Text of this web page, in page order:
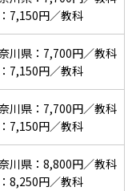
7,150円／教科
川県：7,700円／教科
7,150円／教科
川県：7,700円／教科
7,150円／教科
川県：8,800円／教科
8,250円／教科